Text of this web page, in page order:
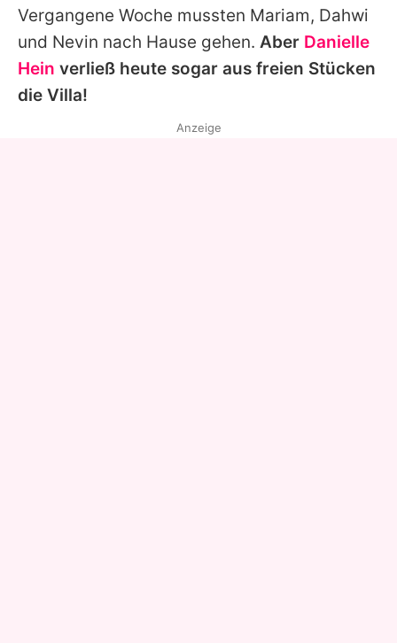
Vergangene Woche mussten Mariam, Dahwi
und Nevin nach Hause gehen. Aber Danielle
Hein verließ heute sogar aus freien Stücken
die Villa!
Anzeige